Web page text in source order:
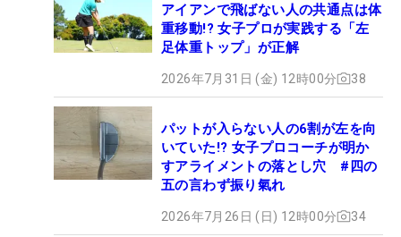
アイアンで飛ばない人の共通点は体
重移動!? 女子プロが実践する「左
足体重トップ」が正解
2026年7月31日 (金) 12時00分 38
パットが入らない人の6割が左を向
いていた!? 女子プロコーチが明か
すアライメントの落とし穴 #四の
五の言わず振り氣れ
2026年7月26日 (日) 12時00分 34